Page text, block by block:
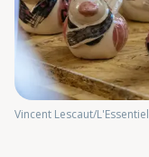
Vincent Lescaut/L'Essentiel